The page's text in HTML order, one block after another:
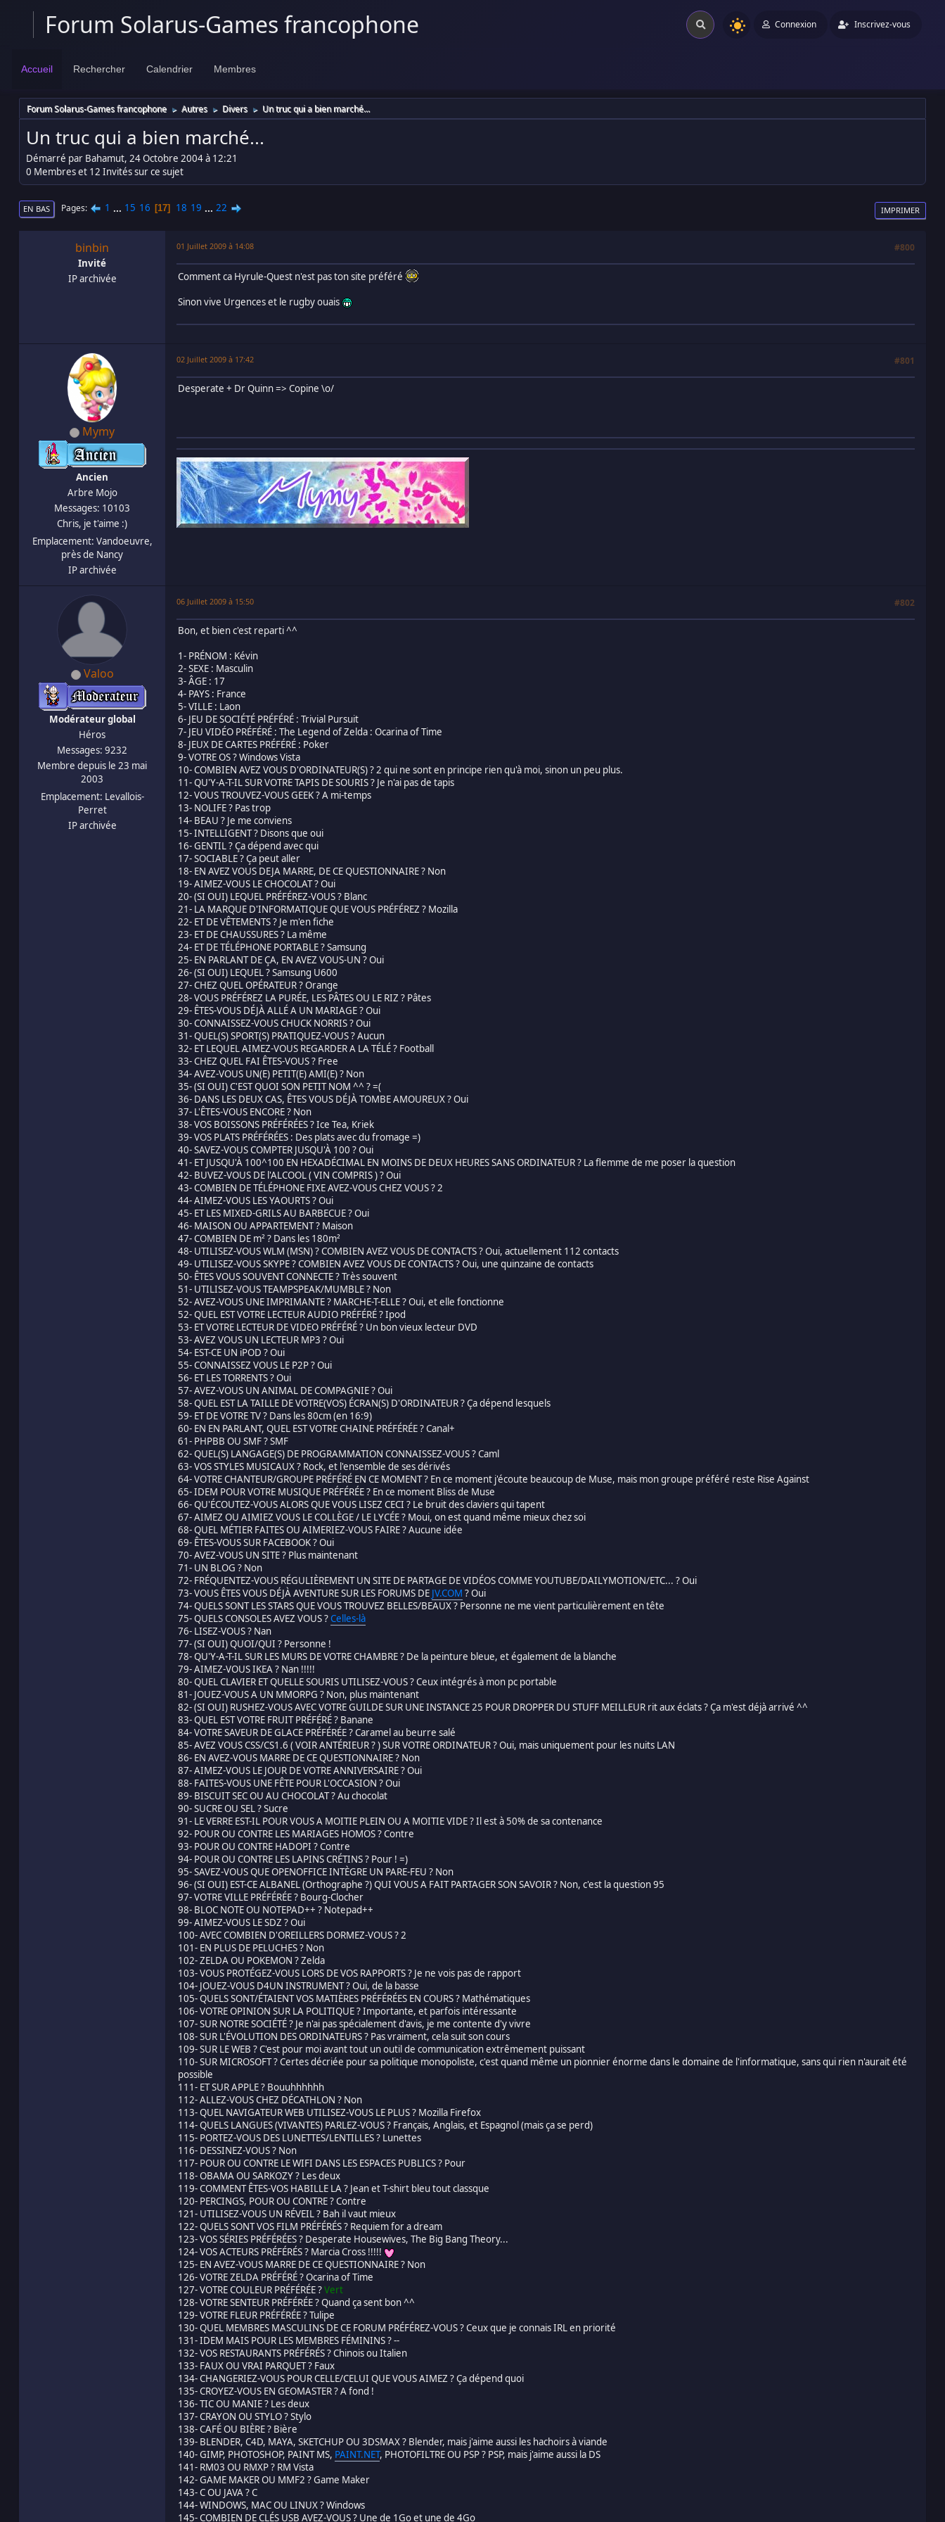
Forum Solarus-Games francophone Connexion Inscrivez-vous
Accueil Rechercher Calendrier Membres
Forum Solarus-Games francophone ► Autres ► Divers ► Un truc qui a bien marché...
Un truc qui a bien marché...
Démarré par Bahamut, 24 Octobre 2004 à 12:21
0 Membres et 12 Invités sur ce sujet
IMPRIMER
EN BAS Pages 1 ... 15 16 17 18 19 ... 22
binbin
Invité
IP archivée
01 Juillet 2009 à 14:08 #800
Comment ca Hyrule-Quest n'est pas ton site préféré
Sinon vive Urgences et le rugby ouais
Mymy
Ancien
Arbre Mojo
Messages: 10103
Chris, je t'aime :)
Emplacement: Vandoeuvre,
près de Nancy
IP archivée
02 Juillet 2009 à 17:42 #801
Desperate + Dr Quinn => Copine \o/
Valoo
Modérateur global
Héros
Messages: 9232
Membre depuis le 23 mai
2003
Emplacement: Levallois-
Perret
IP archivée
06 Juillet 2009 à 15:50 #802
Bon, et bien c'est reparti ^^
1- PRÉNOM : Kévin
2- SEXE : Masculin
3- ÂGE : 17
4- PAYS : France
5- VILLE : Laon
6- JEU DE SOCIÉTÉ PRÉFÉRÉ : Trivial Pursuit
7- JEU VIDÉO PRÉFÉRÉ : The Legend of Zelda : Ocarina of Time
8- JEUX DE CARTES PRÉFÉRÉ : Poker
9- VOTRE OS ? Windows Vista
10- COMBIEN AVEZ VOUS D'ORDINATEUR(S) ? 2 qui ne sont en principe rien qu'à moi, sinon un peu plus.
11- QU'Y-A-T-IL SUR VOTRE TAPIS DE SOURIS ? Je n'ai pas de tapis
12- VOUS TROUVEZ-VOUS GEEK ? A mi-temps
13- NOLIFE ? Pas trop
14- BEAU ? Je me conviens
15- INTELLIGENT ? Disons que oui
16- GENTIL ? Ça dépend avec qui
17- SOCIABLE ? Ça peut aller
18- EN AVEZ VOUS DEJA MARRE, DE CE QUESTIONNAIRE ? Non
19- AIMEZ-VOUS LE CHOCOLAT ? Oui
20- (SI OUI) LEQUEL PRÉFÉREZ-VOUS ? Blanc
21- LA MARQUE D'INFORMATIQUE QUE VOUS PRÉFÉREZ ? Mozilla
22- ET DE VÊTEMENTS ? Je m'en fiche
23- ET DE CHAUSSURES ? La même
24- ET DE TÉLÉPHONE PORTABLE ? Samsung
25- EN PARLANT DE ÇA, EN AVEZ VOUS-UN ? Oui
26- (SI OUI) LEQUEL ? Samsung U600
27- CHEZ QUEL OPÉRATEUR ? Orange
28- VOUS PRÉFÉREZ LA PURÉE, LES PÂTES OU LE RIZ ? Pâtes
29- ÊTES-VOUS DÉJÀ ALLÉ A UN MARIAGE ? Oui
30- CONNAISSEZ-VOUS CHUCK NORRIS ? Oui
31- QUEL(S) SPORT(S) PRATIQUEZ-VOUS ? Aucun
32- ET LEQUEL AIMEZ-VOUS REGARDER A LA TÉLÉ ? Football
33- CHEZ QUEL FAI ÊTES-VOUS ? Free
34- AVEZ-VOUS UN(E) PETIT(E) AMI(E) ? Non
35- (SI OUI) C'EST QUOI SON PETIT NOM ^^ ? =(
36- DANS LES DEUX CAS, ÊTES VOUS DÉJÀ TOMBE AMOUREUX ? Oui
37- L'ÊTES-VOUS ENCORE ? Non
38- VOS BOISSONS PRÉFÉRÉES ? Ice Tea, Kriek
39- VOS PLATS PRÉFÉRÉES : Des plats avec du fromage =)
40- SAVEZ-VOUS COMPTER JUSQU'À 100 ? Oui
41- ET JUSQU'À 100^100 EN HEXADÉCIMAL EN MOINS DE DEUX HEURES SANS ORDINATEUR ? La flemme de me poser la question
42- BUVEZ-VOUS DE l'ALCOOL ( VIN COMPRIS ) ? Oui
43- COMBIEN DE TÉLÉPHONE FIXE AVEZ-VOUS CHEZ VOUS ? 2
44- AIMEZ-VOUS LES YAOURTS ? Oui
45- ET LES MIXED-GRILS AU BARBECUE ? Oui
46- MAISON OU APPARTEMENT ? Maison
47- COMBIEN DE m² ? Dans les 180m²
48- UTILISEZ-VOUS WLM (MSN) ? COMBIEN AVEZ VOUS DE CONTACTS ? Oui, actuellement 112 contacts
49- UTILISEZ-VOUS SKYPE ? COMBIEN AVEZ VOUS DE CONTACTS ? Oui, une quinzaine de contacts
50- ÊTES VOUS SOUVENT CONNECTE ? Très souvent
51- UTILISEZ-VOUS TEAMPSPEAK/MUMBLE ? Non
52- AVEZ-VOUS UNE IMPRIMANTE ? MARCHE-T-ELLE ? Oui, et elle fonctionne
52- QUEL EST VOTRE LECTEUR AUDIO PRÉFÉRÉ ? Ipod
53- ET VOTRE LECTEUR DE VIDEO PRÉFÉRÉ ? Un bon vieux lecteur DVD
53- AVEZ VOUS UN LECTEUR MP3 ? Oui
54- EST-CE UN iPOD ? Oui
55- CONNAISSEZ VOUS LE P2P ? Oui
56- ET LES TORRENTS ? Oui
57- AVEZ-VOUS UN ANIMAL DE COMPAGNIE ? Oui
58- QUEL EST LA TAILLE DE VOTRE(VOS) ÉCRAN(S) D'ORDINATEUR ? Ça dépend lesquels
59- ET DE VOTRE TV ? Dans les 80cm (en 16:9)
60- EN EN PARLANT, QUEL EST VOTRE CHAINE PRÉFÉRÉE ? Canal+
61- PHPBB OU SMF ? SMF
62- QUEL(S) LANGAGE(S) DE PROGRAMMATION CONNAISSEZ-VOUS ? Caml
63- VOS STYLES MUSICAUX ? Rock, et l'ensemble de ses dérivés
64- VOTRE CHANTEUR/GROUPE PRÉFÉRÉ EN CE MOMENT ? En ce moment j'écoute beaucoup de Muse, mais mon groupe préféré reste Rise Against
65- IDEM POUR VOTRE MUSIQUE PRÉFÉRÉE ? En ce moment Bliss de Muse
66- QU'ÉCOUTEZ-VOUS ALORS QUE VOUS LISEZ CECI ? Le bruit des claviers qui tapent
67- AIMEZ OU AIMIEZ VOUS LE COLLÈGE / LE LYCÉE ? Moui, on est quand même mieux chez soi
68- QUEL MÉTIER FAITES OU AIMERIEZ-VOUS FAIRE ? Aucune idée
69- ÊTES-VOUS SUR FACEBOOK ? Oui
70- AVEZ-VOUS UN SITE ? Plus maintenant
71- UN BLOG ? Non
72- FRÉQUENTEZ-VOUS RÉGULIÈREMENT UN SITE DE PARTAGE DE VIDÉOS COMME YOUTUBE/DAILYMOTION/ETC... ? Oui
73- VOUS ÊTES VOUS DÉJÀ AVENTURE SUR LES FORUMS DE JV.COM ? Oui
74- QUELS SONT LES STARS QUE VOUS TROUVEZ BELLES/BEAUX ? Personne ne me vient particulièrement en tête
75- QUELS CONSOLES AVEZ VOUS ?Celles-là
76- LISEZ-VOUS ? Nan
77- (SI OUI) QUOI/QUI ? Personne !
78- QU'Y-A-T-IL SUR LES MURS DE VOTRE CHAMBRE ? De la peinture bleue, et également de la blanche
79- AIMEZ-VOUS IKEA ? Nan !!!!!
80- QUEL CLAVIER ET QUELLE SOURIS UTILISEZ-VOUS ? Ceux intégrés à mon pc portable
81- JOUEZ-VOUS A UN MMORPG ? Non, plus maintenant
82- (SI OUI) RUSHEZ-VOUS AVEC VOTRE GUILDE SUR UNE INSTANCE 25 POUR DROPPER DU STUFF MEILLEUR rit aux éclats ? Ça m'est déjà arrivé ^^
83- QUEL EST VOTRE FRUIT PRÉFÉRÉ ? Banane
84- VOTRE SAVEUR DE GLACE PRÉFÉRÉE ? Caramel au beurre salé
85- AVEZ VOUS CSS/CS1.6 ( VOIR ANTÉRIEUR ? ) SUR VOTRE ORDINATEUR ? Oui, mais uniquement pour les nuits LAN
86- EN AVEZ-VOUS MARRE DE CE QUESTIONNAIRE ? Non
87- AIMEZ-VOUS LE JOUR DE VOTRE ANNIVERSAIRE ? Oui
88- FAITES-VOUS UNE FÊTE POUR L'OCCASION ? Oui
89- BISCUIT SEC OU AU CHOCOLAT ? Au chocolat
90- SUCRE OU SEL ? Sucre
91- LE VERRE EST-IL POUR VOUS A MOITIE PLEIN OU A MOITIE VIDE ? Il est à 50% de sa contenance
92- POUR OU CONTRE LES MARIAGES HOMOS ? Contre
93- POUR OU CONTRE HADOPI ? Contre
94- POUR OU CONTRE LES LAPINS CRÉTINS ? Pour ! =)
95- SAVEZ-VOUS QUE OPENOFFICE INTÈGRE UN PARE-FEU ? Non
96- (SI OUI) EST-CE ALBANEL (Orthographe ?) QUI VOUS A FAIT PARTAGER SON SAVOIR ? Non, c'est la question 95
97- VOTRE VILLE PRÉFÉRÉE ? Bourg-Clocher
98- BLOC NOTE OU NOTEPAD++ ? Notepad++
99- AIMEZ-VOUS LE SDZ ? Oui
100- AVEC COMBIEN D'OREILLERS DORMEZ-VOUS ? 2
101- EN PLUS DE PELUCHES ? Non
102- ZELDA OU POKEMON ? Zelda
103- VOUS PROTÉGEZ-VOUS LORS DE VOS RAPPORTS ? Je ne vois pas de rapport
104- JOUEZ-VOUS D4UN INSTRUMENT ? Oui, de la basse
105- QUELS SONT/ÉTAIENT VOS MATIÈRES PRÉFÉRÉES EN COURS ? Mathématiques
106- VOTRE OPINION SUR LA POLITIQUE ? Importante, et parfois intéressante
107- SUR NOTRE SOCIÉTÉ ? Je n'ai pas spécialement d'avis, je me contente d'y vivre
108- SUR L'ÉVOLUTION DES ORDINATEURS ? Pas vraiment, cela suit son cours
109- SUR LE WEB ? C'est pour moi avant tout un outil de communication extrêmement puissant
110- SUR MICROSOFT ? Certes décriée pour sa politique monopoliste, c'est quand même un pionnier énorme dans le domaine de l'informatique, sans qui rien n'aurait été
possible
111- ET SUR APPLE ? Bouuhhhhhh
112- ALLEZ-VOUS CHEZ DÉCATHLON ? Non
113- QUEL NAVIGATEUR WEB UTILISEZ-VOUS LE PLUS ? Mozilla Firefox
114- QUELS LANGUES (VIVANTES) PARLEZ-VOUS ? Français, Anglais, et Espagnol (mais ça se perd)
115- PORTEZ-VOUS DES LUNETTES/LENTILLES ? Lunettes
116- DESSINEZ-VOUS ? Non
117- POUR OU CONTRE LE WIFI DANS LES ESPACES PUBLICS ? Pour
118- OBAMA OU SARKOZY ? Les deux
119- COMMENT ÊTES-VOS HABILLE LA ? Jean et T-shirt bleu tout classque
120- PERCINGS, POUR OU CONTRE ? Contre
121- UTILISEZ-VOUS UN RÉVEIL ? Bah il vaut mieux
122- QUELS SONT VOS FILM PRÉFÉRÉS ? Requiem for a dream
123- VOS SÉRIES PRÉFÉRÉES ? Desperate Housewives, The Big Bang Theory...
124- VOS ACTEURS PRÉFÉRÉS ? Marcia Cross !!!!!
125- EN AVEZ-VOUS MARRE DE CE QUESTIONNAIRE ? Non
126- VOTRE ZELDA PRÉFÉRÉ ? Ocarina of Time
127- VOTRE COULEUR PRÉFÉRÉE ?Vert
128- VOTRE SENTEUR PRÉFÉRÉE ? Quand ça sent bon ^^
129- VOTRE FLEUR PRÉFÉRÉE ? Tulipe
130- QUEL MEMBRES MASCULINS DE CE FORUM PRÉFÉREZ-VOUS ? Ceux que je connais IRL en priorité
131- IDEM MAIS POUR LES MEMBRES FÉMININS ? --
132- VOS RESTAURANTS PRÉFÉRÉS ? Chinois ou Italien
133- FAUX OU VRAI PARQUET ? Faux
134- CHANGERIEZ-VOUS POUR CELLE/CELUI QUE VOUS AIMEZ ? Ça dépend quoi
135- CROYEZ-VOUS EN GEOMASTER ? A fond !
136- TIC OU MANIE ? Les deux
137- CRAYON OU STYLO ? Stylo
138- CAFÉ OU BIÈRE ? Bière
139- BLENDER, C4D, MAYA, SKETCHUP OU 3DSMAX ? Blender, mais j'aime aussi les hachoirs à viande
140- GIMP, PHOTOSHOP, PAINT MS, PAINT.NET, PHOTOFILTRE OU PSP ? PSP, mais j'aime aussi la DS
141- RM03 OU RMXP ? RM Vista
142- GAME MAKER OU MMF2 ? Game Maker
143- C OU JAVA ? C
144- WINDOWS, MAC OU LINUX ? Windows
145- COMBIEN DE CLÉS USB AVEZ-VOUS ? Une de 1Go et une de 4Go